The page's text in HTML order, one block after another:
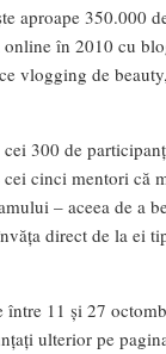
aproape 350.000
online în 2010 cu
vlogging de
300 de
cinci mentori că
– aceea de a
direct de la ei
între 11 și 27
ulterior pe